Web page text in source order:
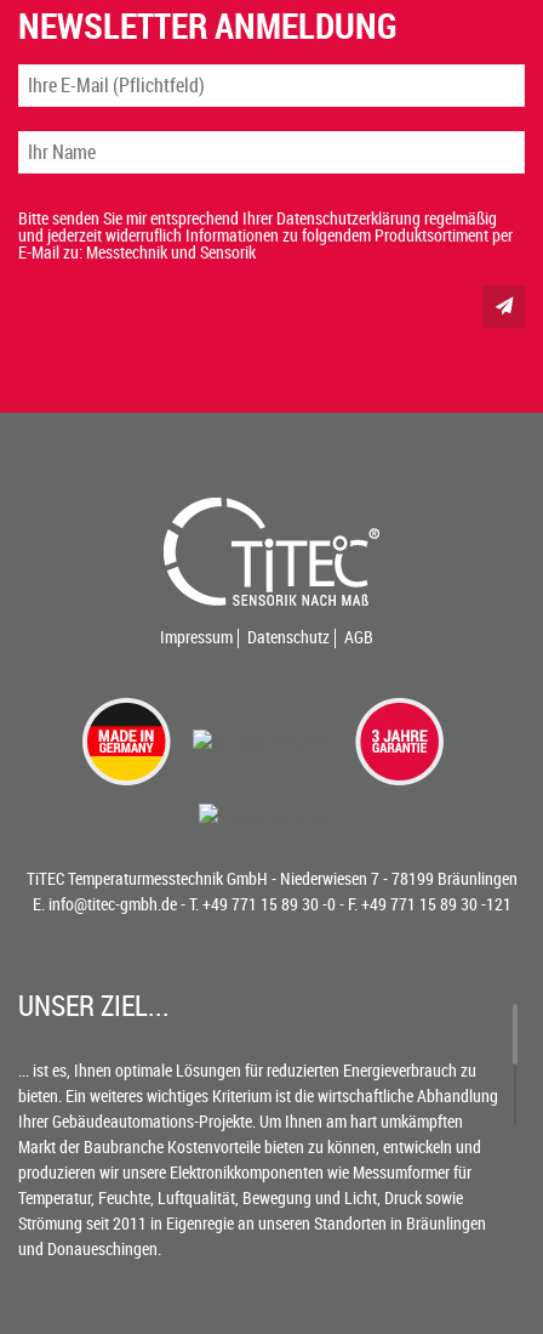
NEWSLETTER ANMELDUNG
Bitte senden Sie mir entsprechend Ihrer Datenschutzerklärung regelmäßig
und jederzeit widerruflich Informationen zu folgendem Produktsortiment per
E-Mail zu: Messtechnik und Sensorik
Impressum Datenschutz AGB
TiTEC Temperaturmesstechnik GmbH - Niederwiesen 7 - 78199 Bräunlingen
E. info@titec-gmbh.de- T.+49 771 15 89 30 -0- F. +49 771 15 89 30 -121
UNSER ZIEL...
... ist es, Ihnen optimale Lösungen für reduzierten Energieverbrauch zu
bieten. Ein weiteres wichtiges Kriterium ist die wirtschaftliche Abhandlung
Ihrer Gebäudeautomations-Projekte. Um Ihnen am hart umkämpften
Markt der Baubranche Kostenvorteile bieten zu können, entwickeln und
produzieren wir unsere Elektronikkomponenten wie Messumformer für
Temperatur, Feuchte, Luftqualität, Bewegung und Licht, Druck sowie
Strömung seit 2011 in Eigenregie an unseren Standorten in Bräunlingen
und Donaueschingen.